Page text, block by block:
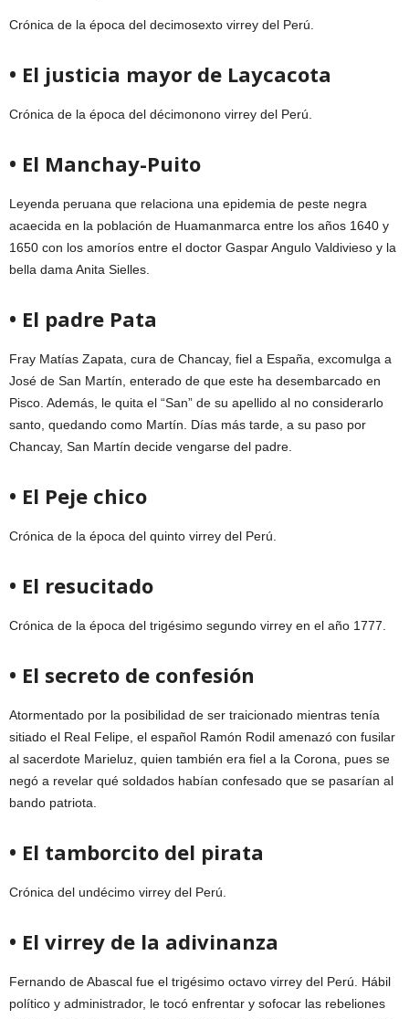
Crónica de la época del decimosexto virrey del Perú.
• El justicia mayor de Laycacota
Crónica de la época del décimonono virrey del Perú.
• El Manchay-Puito
Leyenda peruana que relaciona una epidemia de peste negra
acaecida en la población de Huamanmarca entre los años 1640 y
1650 con los amoríos entre el doctor Gaspar Angulo Valdivieso y la
bella dama Anita Sielles.
• El padre Pata
Fray Matías Zapata, cura de Chancay, fiel a España, excomulga a
José de San Martín, enterado de que este ha desembarcado en
Pisco. Además, le quita el “San” de su apellido al no considerarlo
santo, quedando como Martín. Días más tarde, a su paso por
Chancay, San Martín decide vengarse del padre.
• El Peje chico
Crónica de la época del quinto virrey del Perú.
• El resucitado
Crónica de la época del trigésimo segundo virrey en el año 1777.
• El secreto de confesión
Atormentado por la posibilidad de ser traicionado mientras tenía
sitiado el Real Felipe, el español Ramón Rodil amenazó con fusilar
al sacerdote Marieluz, quien también era fiel a la Corona, pues se
negó a revelar qué soldados habían confesado que se pasarían al
bando patriota.
• El tamborcito del pirata
Crónica del undécimo virrey del Perú.
• El virrey de la adivinanza
Fernando de Abascal fue el trigésimo octavo virrey del Perú. Hábil
político y administrador, le tocó enfrentar y sofocar las rebeliones